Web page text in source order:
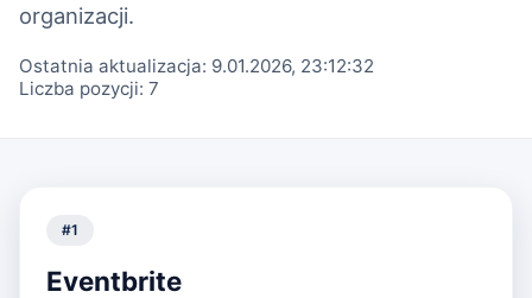
organizacji.
Ostatnia aktualizacja: 9.01.2026, 23:12:32
Liczba pozycji: 7
#1
Eventbrite